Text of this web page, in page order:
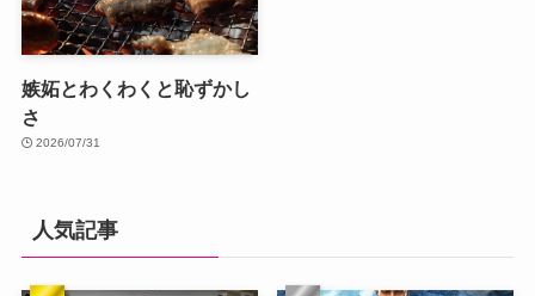
嫉妬とわくわくと恥ずかし
さ
2026/07/31
人気記事